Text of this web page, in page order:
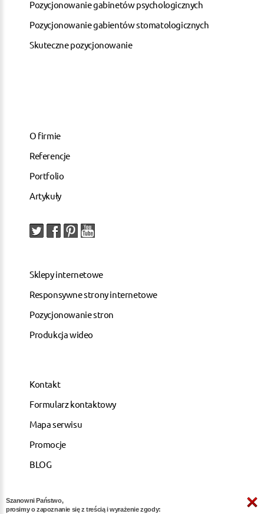
Pozycjonowanie gabinetów psychologicznych
Pozycjonowanie gabientów stomatologicznych
Skuteczne pozycjonowanie
O firmie
Referencje
Portfolio
Artykuły
Sklepy internetowe
Responsywne strony internetowe
Pozycjonowanie stron
Produkcja wideo
Kontakt
Formularz kontaktowy
Mapa serwisu
Promocje
BLOG
ARTYKUŁY
Szanowni Państwo,
prosimy o zapoznanie się z treścią i wyrażenie zgody: